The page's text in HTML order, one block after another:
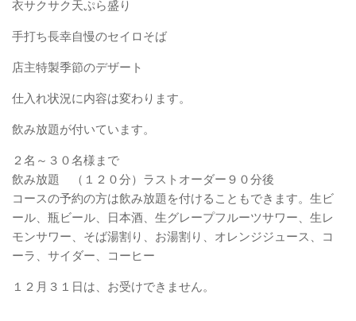
衣サクサク天ぷら盛り
手打ち長幸自慢のセイロそば
店主特製季節のデザート
仕入れ状況に内容は変わります。
飲み放題が付いています。
２名～３０名様まで
飲み放題 （１２０分）ラストオーダー９０分後
コースの予約の方は飲み放題を付けることもできます。生ビ
ール、瓶ビール、日本酒、生グレープフルーツサワー、生レ
モンサワー、そば湯割り、お湯割り、オレンジジュース、コ
ーラ、サイダー、コーヒー
１２月３１日は、お受けできません。